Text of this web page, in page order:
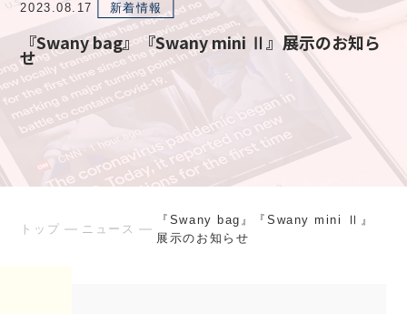
2023.08.17 新着情報
『Swany bag』『Swany mini Ⅱ』展示のお知ら
せ
トップ ニュース
『Swany bag』『Swany mini Ⅱ』
展示のお知らせ